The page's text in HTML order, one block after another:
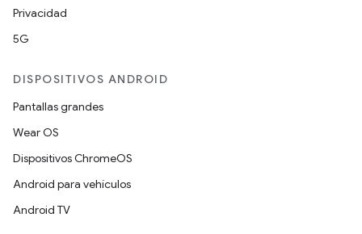
Privacidad
5G
DISPOSITIVOS ANDROID
Pantallas grandes
Wear OS
Dispositivos ChromeOS
Android para vehículos
Android TV